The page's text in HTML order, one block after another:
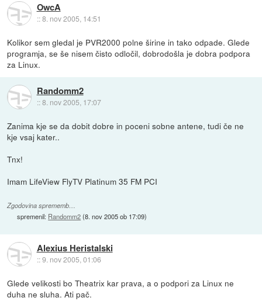
OwcA
::8. nov 2005, 14:51
Kolikor sem gledal je PVR2000 polne širine in tako odpade. Glede
programja, se še nisem čisto odločil, dobrodošla je dobra podpora
za Linux.
Randomm2
::8. nov 2005, 17:07
Zanima kje se da dobit dobre in poceni sobne antene, tudi če ne
kje vsaj kater..
Tnx!
Imam LifeView FlyTV Platinum 35 FM PCI
Zgodovina sprememb…
spremenil: Randomm2(8. nov 2005 ob 17:09)
Alexius Heristalski
::9. nov 2005, 01:06
Glede velikosti bo Theatrix kar prava, a o podpori za Linux ne
duha ne sluha. Ati pač.